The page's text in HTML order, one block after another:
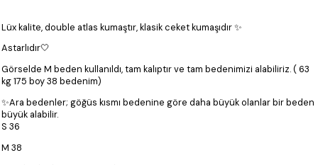
Lüx kalite, double atlas kumaştır, klasik ceket kumaşıdır ✨
Astarlıdır🤍
Görselde M beden kullanıldı, tam kalıptır ve tam bedenimizi alabiliriz. ( 63
kg 175 boy 38 bedenim)
✨Ara bedenler; göğüs kısmı bedenine göre daha büyük olanlar bir beden
büyük alabilir.
S 36
M 38